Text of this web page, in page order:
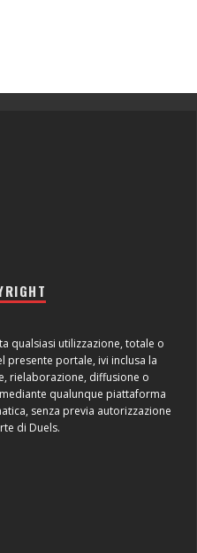
qualsiasi utilizzazione, totale o
presente portale, ivi inclusa la
rielaborazione, diffusione o
qualunque piattaforma
senza previa autorizzazione
di Duels.